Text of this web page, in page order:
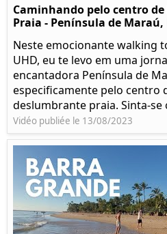
Caminhando pelo centro
Praia - Península de Maraú,
Neste emocionante walking
UHD, eu te levo em uma
encantadora Península de
especificamente pelo centro
deslumbrante praia. Sinta-se
Vidéo publiée le 13/08/2023